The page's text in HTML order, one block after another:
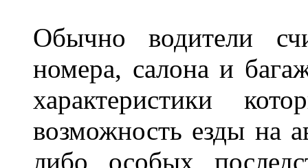
Обычно водители
номера, салона и
характеристики
возможность езды на
либо особых